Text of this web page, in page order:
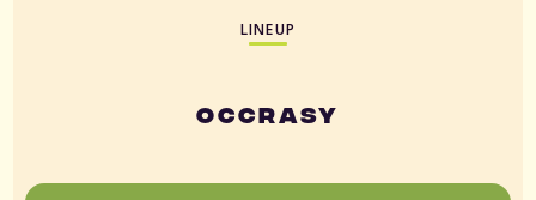
LINEUP
Occrasy